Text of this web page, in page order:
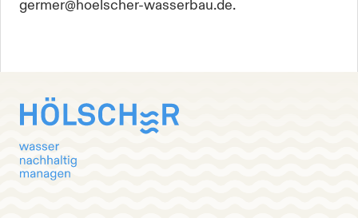
germer@hoelscher-wasserbau.de.